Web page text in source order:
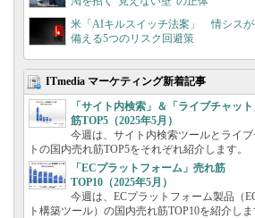
米「AIキルスイッチ法案」 情シスが
備える5つのリスク回避策
ITmedia マーケティング新着記事
「サイト内検索」＆「ライブチャッ
筋TOP5（2025年5月）
今週は、サイト内検索ツールとライブ
トの国内売れ筋TOP5をそれぞれ紹介します。
「ECプラットフォーム」売れ筋
TOP10（2025年5月）
今週は、ECプラットフォーム製品（
ト構築ツール）の国内売れ筋TOP10を紹介しま